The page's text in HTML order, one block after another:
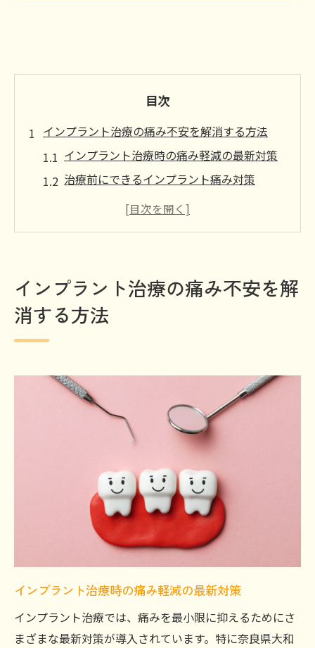
目次
インプラント治療の痛み不安を解消する方法
インプラント治療時の痛み軽減の最新対策
治療前にできるインプラント痛み対策
インプラントの痛みを相談できる体制とは
痛みと費用に配慮したインプラント選び
インプラント選びは痛みと費用の両面で比
費用を抑えるインプラント医院の見極め方
痛みや費用を事前に相談できるインプラン
インプラント費用の内訳と痛み軽減ポイン
奈良県大和郡山市で安心感を得る治療計画
地域密着で安心できるインプラント治療計
インプラント治療の事前カウンセリングの
重要性
奈良県大和郡山市で受けるインプラント治
療の流れ
インプラント治療の痛み不安を解
消する方法
インプラント治療時の痛み軽減の最新対策
インプラント治療では、痛みを最小限に抑えるためにさ
まざまな最新対策が導入されています。特に奈良県大和